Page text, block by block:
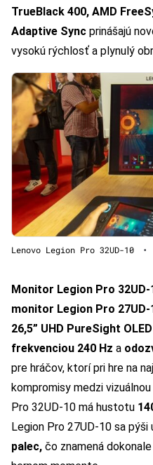
TrueBlack 400, AMD
Adaptive Sync prinášajú
vysokú rýchlosť a plynulý
Lenovo Legion Pro 32UD-10 •
Monitor Legion Pro 32UD-
monitor Legion Pro 27UD-
26,5” UHD PureSight
frekvenciou 240 Hz a
pre hráčov, ktorí pri hre na
kompromisy medzi
Pro 32UD-10 má hustotu
Legion Pro 27UD-10 sa pýši
palec, čo znamená